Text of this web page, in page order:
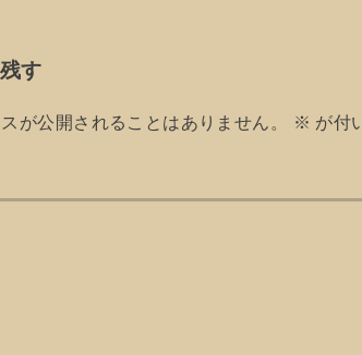
す
が公開されることはありません。 ※ が付